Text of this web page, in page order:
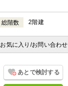
総階数 2階建
お気に入り /お問い合わせ
あとで検討する